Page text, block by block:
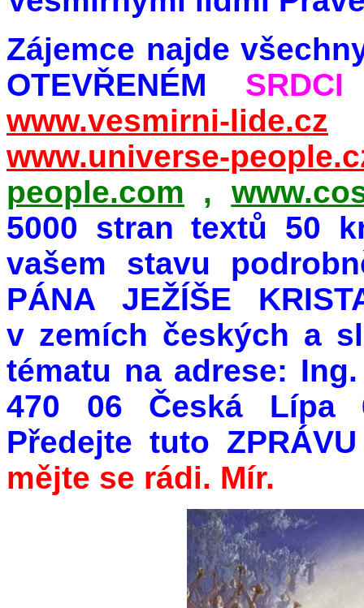
Zájemce najde
OTEVŘENÉM SRDCI
www.vesmirni-lide.cz
www.universe-
people.com ,
5000 stran textů 50
vašem stavu
PÁNA JEŽÍŠE
v zemích českých a
tématu na adrese:
470 06 Česká Lípa
Předejte tuto
mějte se rádi. Mír.